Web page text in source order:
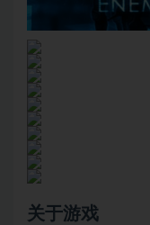
关于游戏